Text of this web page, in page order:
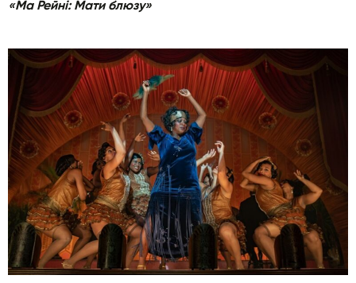
«Ма Рейні: Мати блюзу»